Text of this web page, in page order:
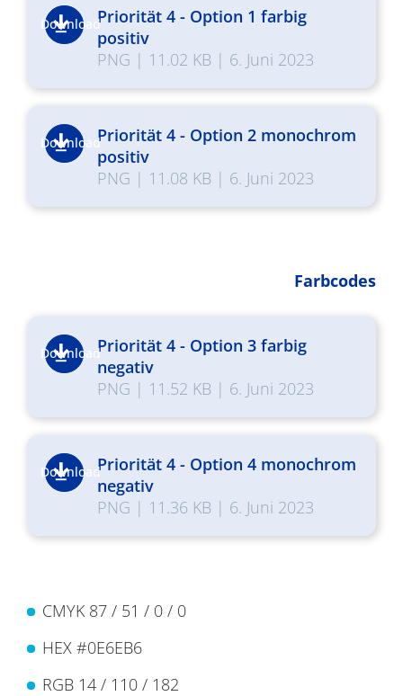
DownloadPriorität 4 - Option 1 farbig
positiv
PNG | 11.02 KB | 6. Juni 2023
DownloadPriorität 4 - Option 2 monochrom
positiv
PNG | 11.08 KB | 6. Juni 2023
Farbcodes
DownloadPriorität 4 - Option 3 farbig
negativ
PNG | 11.52 KB | 6. Juni 2023
DownloadPriorität 4 - Option 4 monochrom
negativ
PNG | 11.36 KB | 6. Juni 2023
CMYK 87 / 51 / 0 / 0
HEX #0E6EB6
RGB 14 / 110 / 182